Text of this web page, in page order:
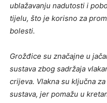
ublažavanju nadutosti i
tijelu, što je korisno za
bolesti.
Grožđice su značajne u
sustava zbog sadržaja
crijeva. Vlakna su ključna
sustava, jer pomažu u